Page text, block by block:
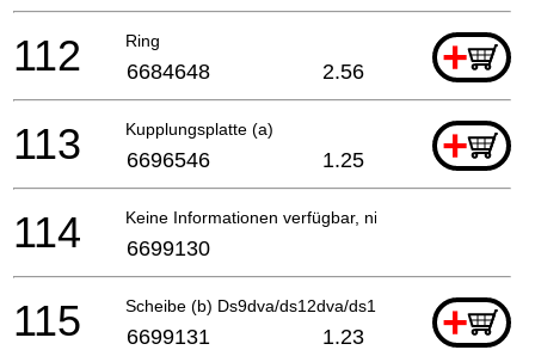
Ring +
112 6684648 2.56
Kupplungsplatte (a) +
113 6696546 1.25
Keine Informationen verfügbar, nicht bestellbar
114 6699130
Scheibe (b) Ds9dva/ds12dva/ds14dv Ds14dva/
+
115 6699131 1.23